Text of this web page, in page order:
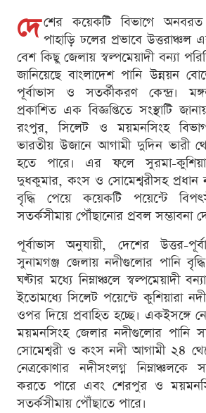
দে শের কয়েকটি বিভাগে অনবরত
পাহাড়ি ঢলের প্রভাবে উত্তরাঞ্চল
বেশ কিছু জেলায় স্বল্পমেয়াদী বন্যা
জানিয়েছে বাংলাদেশ পানি উন্নয়ন
পূর্বাভাস ও সতর্কীকরণ কেন্দ্র।
প্রকাশিত এক বিজ্ঞপ্তিতে সংস্থাটি
রংপুর, সিলেট ও ময়মনসিংহ বিভাগ
ভারতীয় উজানে আগামী দুদিন ভারী
হতে পারে। এর ফলে সুরমা-
দুধকুমার, কংস ও সোমেশ্বরীসহ প্রধান
বৃদ্ধি পেয়ে কয়েকটি পয়েন্টে
সতর্কসীমায় পৌঁছানোর প্রবল সম্ভাবনা
পূর্বাভাস অনুযায়ী, দেশের উত্তর-
সুনামগঞ্জ জেলায় নদীগুলোর পানি
ঘণ্টার মধ্যে নিম্নাঞ্চলে স্বল্পমেয়াদী
ইতোমধ্যে সিলেট পয়েন্টে কুশিয়ারা
ওপর দিয়ে প্রবাহিত হচ্ছে। একইসঙ্গে
ময়মনসিংহ জেলার নদীগুলোর পানি
সোমেশ্বরী ও কংস নদী আগামী ২৪
নেত্রকোণার নদীসংলগ্ন নিম্নাঞ্চলকে
করতে পারে এবং শেরপুর ও
সতর্কসীমায় পৌঁছাতে পারে।